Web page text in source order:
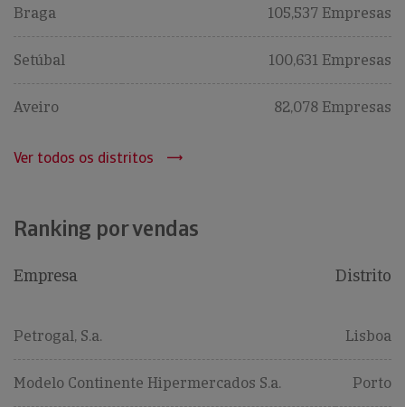
Braga 105,537 Empresas
Setúbal 100,631 Empresas
Aveiro 82,078 Empresas
Ver todos os distritos
Ranking por vendas
Empresa Distrito
Petrogal, S.a. Lisboa
Modelo Continente Hipermercados S.a. Porto